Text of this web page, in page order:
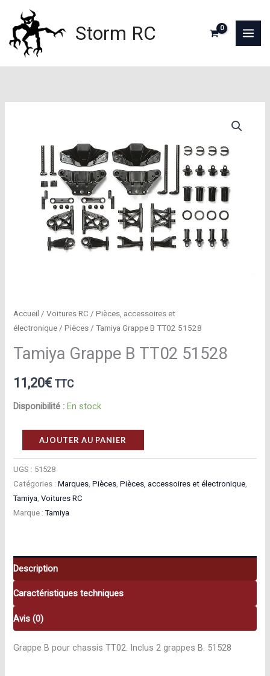
contenu
Storm RC
Accueil /Voitures RC /Pièces, accessoires et
électronique /Pièces / Tamiya Grappe B TT02 51528
Tamiya Grappe B TT02 51528
11,20€ TTC
Disponibilité : En stock
quantité
de
Tamiya
Grappe
B
TT02
AJOUTER AU PANIER
UGS : 51528
Catégories :Marques,Pièces,Pièces, accessoires et électronique,
Tamiya,Voitures RC
Marque :Tamiya
Description
Caractéristiques techniques
Avis (0)
Grappe B pour chassis TT02. Inclus 2 grappes B. 51528